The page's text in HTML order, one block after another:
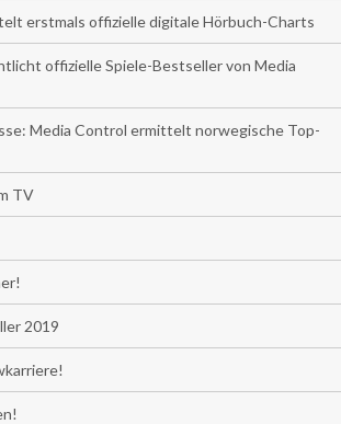
erstmals offizielle digitale Hörbuch-Charts
offizielle Spiele-Bestseller von Media
Media Control ermittelt norwegische Top-
TV
2019